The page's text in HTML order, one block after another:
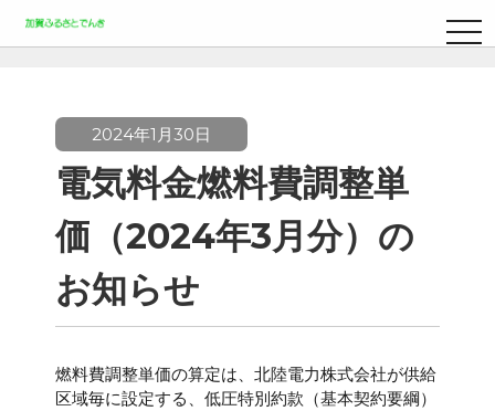
2024年1月30日
電気料金燃料費調整単
価（2024年3月分）の
お知らせ
燃料費調整単価の算定は、北陸電力株式会社が供給
区域毎に設定する、低圧特別約款（基本契約要綱）